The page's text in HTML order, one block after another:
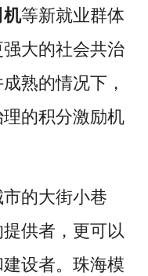
等新就业群体
大的社会共治
熟的情况下，
的积分激励机
的大街小巷
供者，更可以
设者。珠海模